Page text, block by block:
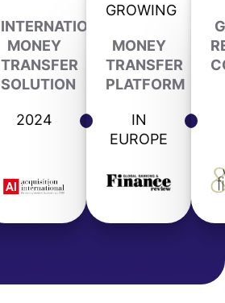
INTERNATIONAL
MONEY
TRANSFER
SOLUTION
2024
GROWING
MONEY
TRANSFER
PLATFORM
IN
EUROPE